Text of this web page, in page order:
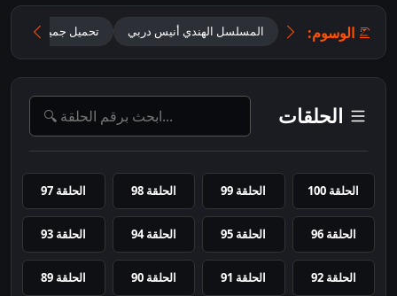
الوسوم: المسلسل الهندي أنيس دربي تحميل جميع حلقات Oh Humnava – Tum Dena Saath Mera مترجمة
الحلقات
الحلقة 100 الحلقة 99 الحلقة 98 الحلقة 97
الحلقة 96 الحلقة 95 الحلقة 94 الحلقة 93
الحلقة 92 الحلقة 91 الحلقة 90 الحلقة 89